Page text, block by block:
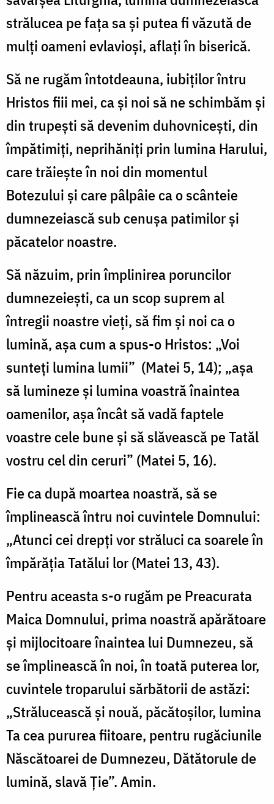
strălucea pe faţa sa şi putea fi văzută de
mulţi oameni evlavioşi, aflaţi în biserică.
Să ne rugăm întotdeauna, iubiţilor întru
Hristos fiii mei, ca şi noi să ne schimbăm şi
din trupeşti să devenim duhovniceşti, din
împătimiţi, neprihăniţi prin lumina Harului,
care trăieşte în noi din momentul
Botezului şi care pâlpâie ca o scânteie
dumnezeiască sub cenuşa patimilor şi
păcatelor noastre.
Să năzuim, prin împlinirea poruncilor
dumnezeieşti, ca un scop suprem al
întregii noastre vieţi, să fim şi noi ca o
lumină, aşa cum a spus-o Hristos: „Voi
sunteţi lumina lumii” (Matei 5, 14); „aşa
să lumineze şi lumina voastră înaintea
oamenilor, aşa încât să vadă faptele
voastre cele bune şi să slăvească pe Tatăl
vostru cel din ceruri” (Matei 5, 16).
Fie ca după moartea noastră, să se
împlinească întru noi cuvintele Domnului:
„Atunci cei drepţi vor străluci ca soarele în
împărăţia Tatălui lor (Matei 13, 43).
Pentru aceasta s-o rugăm pe Preacurata
Maica Domnului, prima noastră apărătoare
şi mijlocitoare înaintea lui Dumnezeu, să
se împlinească în noi, în toată puterea lor,
cuvintele troparului sărbătorii de astăzi:
„Strălucească şi nouă, păcătoşilor, lumina
Ta cea pururea fiitoare, pentru rugăciunile
Născătoarei de Dumnezeu, Dătătorule de
lumină, slavă Ţie”. Amin.